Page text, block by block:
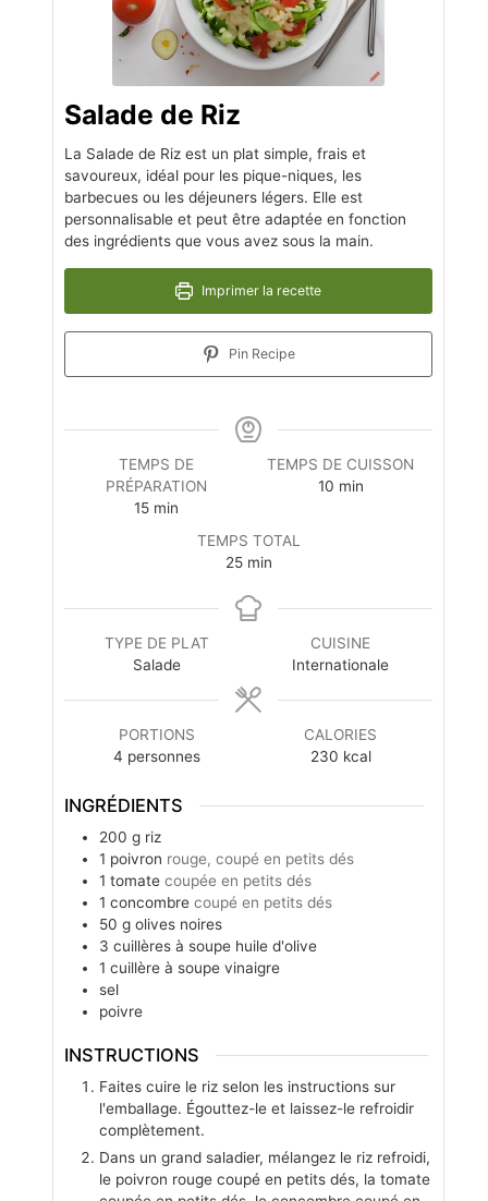
Salade de Riz
La Salade de Riz est un plat simple, frais et
savoureux, idéal pour les pique-niques, les
barbecues ou les déjeuners légers. Elle est
personnalisable et peut être adaptée en fonction
des ingrédients que vous avez sous la main.
Imprimer la recette
Pin Recipe
TEMPS DE
PRÉPARATION
15 min
TEMPS DE CUISSON
10 min
TEMPS TOTAL
25 min
TYPE DE PLAT
Salade
CUISINE
Internationale
PORTIONS
4 personnes
CALORIES
230 kcal
INGRÉDIENTS
200 g riz
1 poivron rouge, coupé en petits dés
1 tomate coupée en petits dés
1 concombre coupé en petits dés
50 g olives noires
3 cuillères à soupe huile d'olive
1 cuillère à soupe vinaigre
sel
poivre
INSTRUCTIONS
Faites cuire le riz selon les instructions sur
l'emballage. Égouttez-le et laissez-le refroidir
complètement.
Dans un grand saladier, mélangez le riz refroidi,
le poivron rouge coupé en petits dés, la tomate